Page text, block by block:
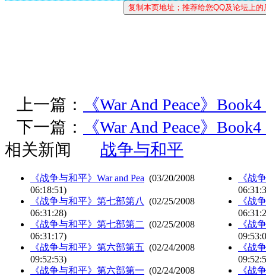
上一篇：
《War And Peace》
下一篇：
《War And Peace》
相关新闻
战争与和平
《战争与和平》War and Pea (03/20/2008
06:18:51)
《战争与和平》第七部第八
(02/25/2008
06:31:28)
《战争与和平》第七部第二 (02/25/2008
06:31:17)
《战争与和平》第六部第五 (02/24/2008
09:52:53)
《战争与和平》第六部第一 (02/24/2008
《战
《战
《战
《战
《战